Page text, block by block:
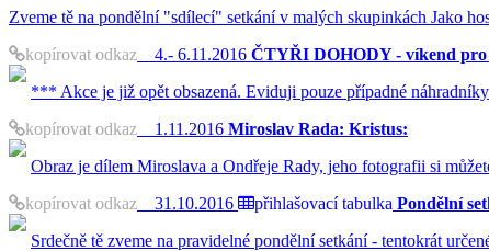
Zveme tě na pondělní "sdílecí" setkání v malých skupinkách Jako
kopírovat odkaz 4.- 6.11.2016 ČTYŘI DOHODY - víkend pro
*** Akce je již opět obsazená. Eviduji pouze případné
kopírovat odkaz 1.11.2016 Miroslav Rada: Kristus:
Obraz je dílem Miroslava a Ondřeje Rady, jeho fotografii si
kopírovat odkaz 31.10.2016 přihlašovací tabulka Pondělní
Srdečně tě zveme na pravidelné pondělní setkání - tentokrát